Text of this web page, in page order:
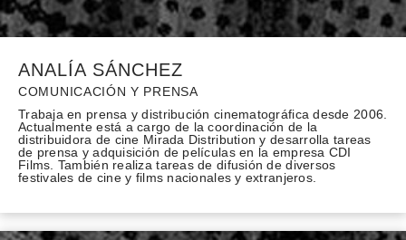
ANALÍA SÁNCHEZ
COMUNICACIÓN Y PRENSA
Trabaja en prensa y distribución cinematográfica desde 2006.
Actualmente está a cargo de la coordinación de la
distribuidora de cine Mirada Distribution y desarrolla tareas
de prensa y adquisición de películas en la empresa CDI
Films. También realiza tareas de difusión de diversos
festivales de cine y films nacionales y extranjeros.